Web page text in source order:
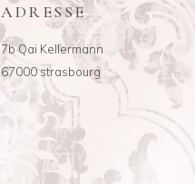
ADRESSE
7b Qai Kellermann
67000 strasbourg